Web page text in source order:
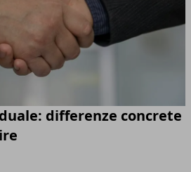
differenze concrete